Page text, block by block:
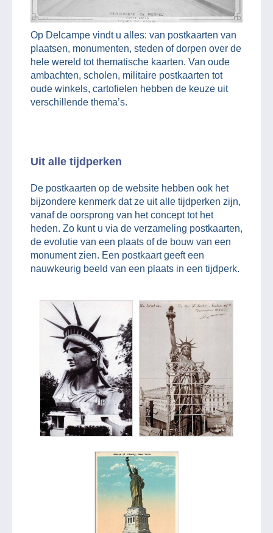
Op Delcampe vindt u alles: van postkaarten van
plaatsen, monumenten, steden of dorpen over de
hele wereld tot thematische kaarten. Van oude
ambachten, scholen, militaire postkaarten tot
oude winkels, cartofielen hebben de keuze uit
verschillende thema’s.
Uit alle tijdperken
De postkaarten op de website hebben ook het
bijzondere kenmerk dat ze uit alle tijdperken zijn,
vanaf de oorsprong van het concept tot het
heden. Zo kunt u via de verzameling postkaarten,
de evolutie van een plaats of de bouw van een
monument zien. Een postkaart geeft een
nauwkeurig beeld van een plaats in een tijdperk.